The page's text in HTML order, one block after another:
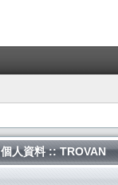
個人資料 :: TROVAN